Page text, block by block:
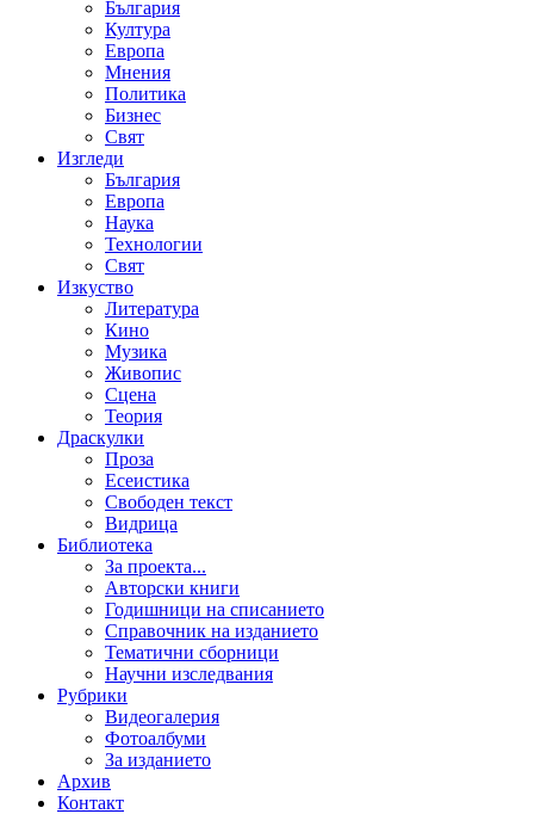
България
Култура
Европа
Мнения
Политика
Бизнес
Свят
Изгледи
България
Европа
Наука
Технологии
Свят
Изкуство
Литература
Кино
Музика
Живопис
Сцена
Теория
Драскулки
Проза
Есеистика
Свободен текст
Видрица
Библиотека
За проекта...
Авторски книги
Годишници на списанието
Справочник на изданието
Тематични сборници
Научни изследвания
Рубрики
Видеогалерия
Фотоалбуми
За изданието
Архив
Контакт